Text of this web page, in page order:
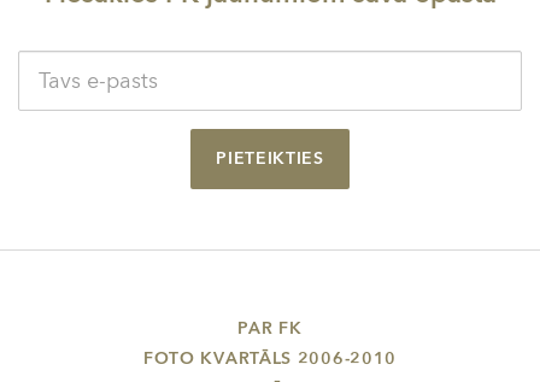
PIETEIKTIES
PAR FK
FOTO KVARTĀLS 2006-2010